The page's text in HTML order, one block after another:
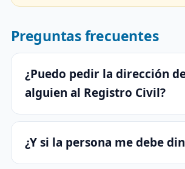
Preguntas frecuentes
¿Puedo pedir la dirección
alguien al Registro Civil?
¿Y si la persona me debe